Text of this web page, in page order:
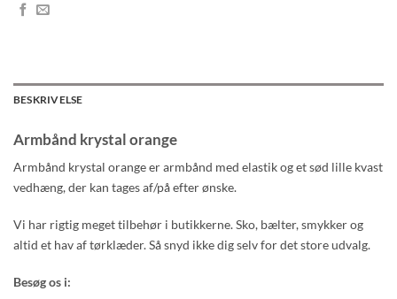
BESKRIVELSE
Armbånd krystal orange
Armbånd krystal orange er armbånd med elastik og et sød lille kvast
vedhæng, der kan tages af/på efter ønske.
Vi har rigtig meget tilbehør i butikkerne. Sko, bælter, smykker og
altid et hav af tørklæder. Så snyd ikke dig selv for det store udvalg.
Besøg os i: